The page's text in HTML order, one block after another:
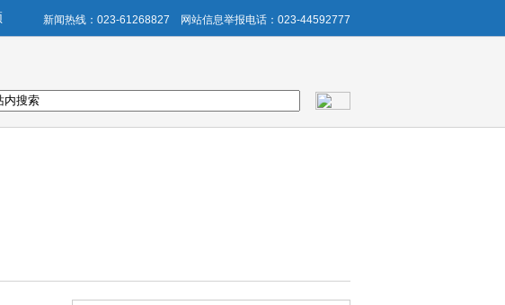
新闻热线：023-61268827 网站信息举报电话：023-44592777